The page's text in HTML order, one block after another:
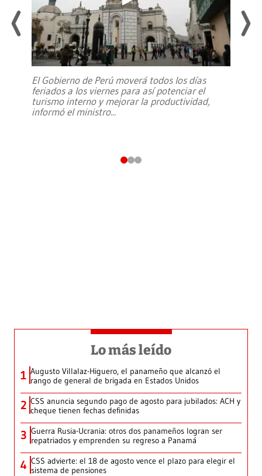
El Gobierno de Perú moverá todos los días
feriados a los viernes para así potenciar el
turismo interno y mejorar la productividad,
informó el ministro...
Lo más leído
1 Augusto Villalaz-Higuero, el panameño que alcanzó el
rango de general de brigada en Estados Unidos
2 CSS anuncia segundo pago de agosto para jubilados: ACH y
cheque tienen fechas definidas
3 Guerra Rusia-Ucrania: otros dos panameños logran ser
repatriados y emprenden su regreso a Panamá
4 CSS advierte: el 18 de agosto vence el plazo para elegir el
sistema de pensiones